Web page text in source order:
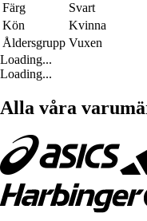
Färg
Svart
Kön
Kvinna
Åldersgrupp Vuxen
Loading...
Loading...
Alla våra